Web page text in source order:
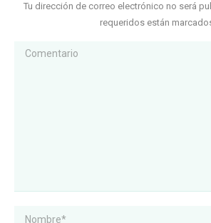
Tu dirección de correo electrónico no será
requeridos están
Comentario
Nombre *